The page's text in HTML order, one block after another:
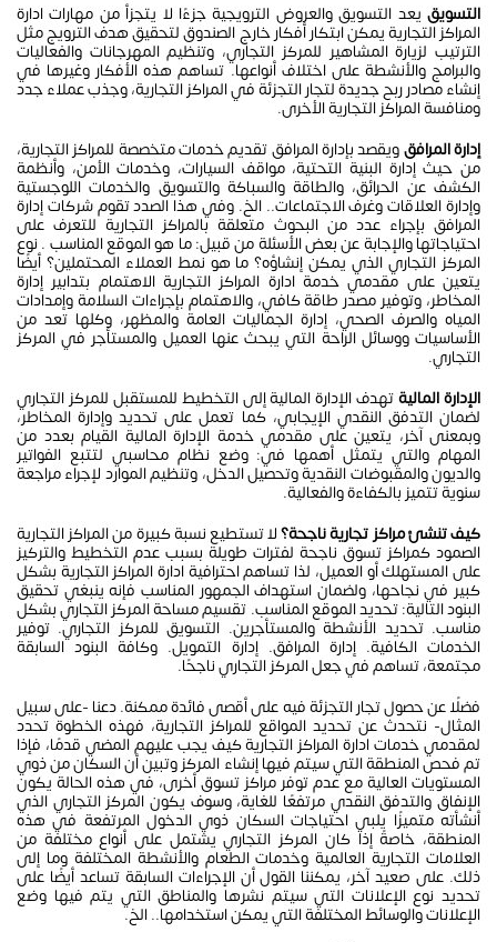
التسويق يعد التسويق والعروض الترويجية جزءًا لا يتجزأ من مهارات ادارة
المراكز التجارية يمكن ابتكار أفكار خارج الصندوق لتحقيق هدف الترويج مثل
الترتيب لزيارة المشاهير للمركز التجاري، وتنظيم المهرجانات والفعاليات
والبرامج والأنشطة على اختلاف أنواعها. تساهم هذه الأفكار وغيرها في
إنشاء مصادر ربح جديدة لتجار التجزئة في المراكز التجارية، وجذب عملاء جدد
ومنافسة المراكز التجارية الأخرى.
إدارة المرافقويقصد بإدارة المرافق تقديم خدمات متخصصة للمراكز التجارية،
من حيث إدارة البنية التحتية، مواقف السيارات، وخدمات الأمن، وأنظمة
الكشف عن الحرائق، والطاقة والسباكة والتسويق والخدمات اللوجستية
وإدارة العلاقات وغرف الاجتماعات.. الخ. وفي هذا الصدد تقوم شركات إدارة
المرافق بإجراء عدد من البحوث متعلقة بالمراكز التجارية للتعرف على
احتياجاتها والإجابة عن بعض الأسئلة من قبيل: ما هو الموقع المناسب . نوع
المركز التجاري الذي يمكن إنشاؤه؟ ما هو نمط العملاء المحتملين؟ أيضًا
يتعين على مقدمي خدمة ادارة المراكز التجارية الاهتمام بتدابير إدارة
المخاطر، وتوفير مصدر طاقة كافي، والاهتمام بإجراءات السلامة وإمدادات
المياه والصرف الصحي، إدارة الجماليات العامة والمظهر، وكلها تعد من
الأساسيات ووسائل الراحة التي يبحث عنها العميل والمستأجر في المركز
التجاري.
الإدارة الماليةتهدف الإدارة المالية إلى التخطيط للمستقبل للمركز التجاري
لضمان التدفق النقدي الإيجابي، كما تعمل على تحديد وإدارة المخاطر،
وبمعنى آخر، يتعين على مقدمي خدمة الإدارة المالية القيام بعدد من
المهام والتي يتمثل أهمها في: وضع نظام محاسبي لتتبع الفواتير
والديون والمقبوضات النقدية وتحصيل الدخل، وتنظيم الموارد لإجراء مراجعة
سنوية تتميز بالكفاءة والفعالية.
كيف تنشئ مراكز تجارية ناجحة؟لا تستطيع نسبة كبيرة من المراكز التجارية
الصمود كمراكز تسوق ناجحة لفترات طويلة بسبب عدم التخطيط والتركيز
على المستهلك أو العميل، لذا تساهم احترافية ادارة المراكز التجارية بشكل
كبير في نجاحها، ولضمان استهداف الجمهور المناسب فإنه ينبغي تحقيق
البنود التالية: تحديد الموقع المناسب. تقسيم مساحة المركز التجاري بشكل
مناسب. تحديد الأنشطة والمستأجرين. التسويق للمركز التجاري. توفير
الخدمات الكافية. إدارة المرافق. إدارة التمويل. وكافة البنود السابقة
مجتمعة، تساهم في جعل المركز التجاري ناجحًا.
فضلًا عن حصول تجار التجزئة فيه على أقصى فائدة ممكنة. دعنا -على سبيل
المثال- نتحدث عن تحديد المواقع للمراكز التجارية، فهذه الخطوة تحدد
لمقدمي خدمات ادارة المراكز التجارية كيف يجب عليهم المضي قدمًا، فإذا
تم فحص المنطقة التي سيتم فيها إنشاء المركز وتبين أن السكان من ذوي
المستويات العالية مع عدم توفر مراكز تسوق أخرى، في هذه الحالة يكون
الإنفاق والتدفق النقدي مرتفعًا للغاية، وسوف يكون المركز التجاري الذي
أنشأته متميزًا يلبي احتياجات السكان ذوي الدخول المرتفعة في هذه
المنطقة، خاصةً إذا كان المركز التجاري يشتمل على أنواع مختلفة من
العلامات التجارية العالمية وخدمات الطعام والأنشطة المختلفة وما إلى
ذلك. على صعيد آخر، يمكننا القول أن الإجراءات السابقة تساعد أيضًا على
تحديد نوع الإعلانات التي سيتم نشرها والمناطق التي يتم فيها وضع
الإعلانات والوسائط المختلفة التي يمكن استخدامها.. الخ.